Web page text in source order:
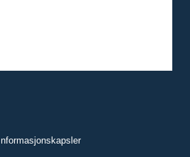
Informasjonskapsler